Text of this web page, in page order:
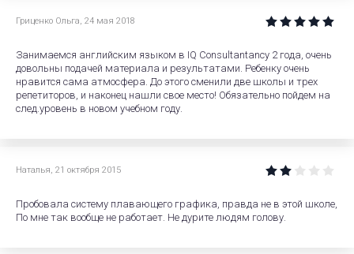
Гриценко Ольга, 24 мая 2018
Занимаемся английским языком в IQ Consultantancy 2 года, очень
довольны подачей материала и результатами. Ребенку очень
нравится сама атмосфера. До этого сменили две школы и трех
репетиторов, и наконец нашли свое место! Обязательно пойдем на
след.уровень в новом учебном году.
Наталья, 21 октября 2015
Пробовала систему плавающего графика, правда не в этой школе,
По мне так вообще не работает. Не дурите людям голову.